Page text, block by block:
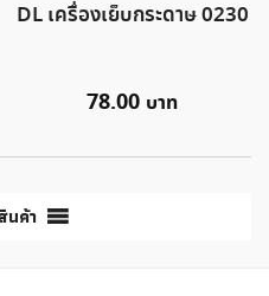
DL เครื่องเย็บกระดาษ 0230
78.00
นค้า